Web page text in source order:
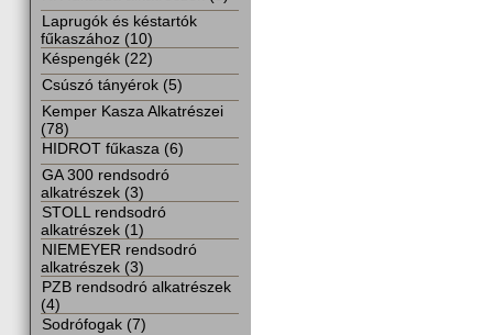
Laprugók és késtartók
fűkaszához (10)
Késpengék (22)
Csúszó tányérok (5)
Kemper Kasza Alkatrészei
(78)
HIDROT fűkasza (6)
GA 300 rendsodró
alkatrészek (3)
STOLL rendsodró
alkatrészek (1)
NIEMEYER rendsodró
alkatrészek (3)
PZB rendsodró alkatrészek
(4)
Sodrófogak (7)